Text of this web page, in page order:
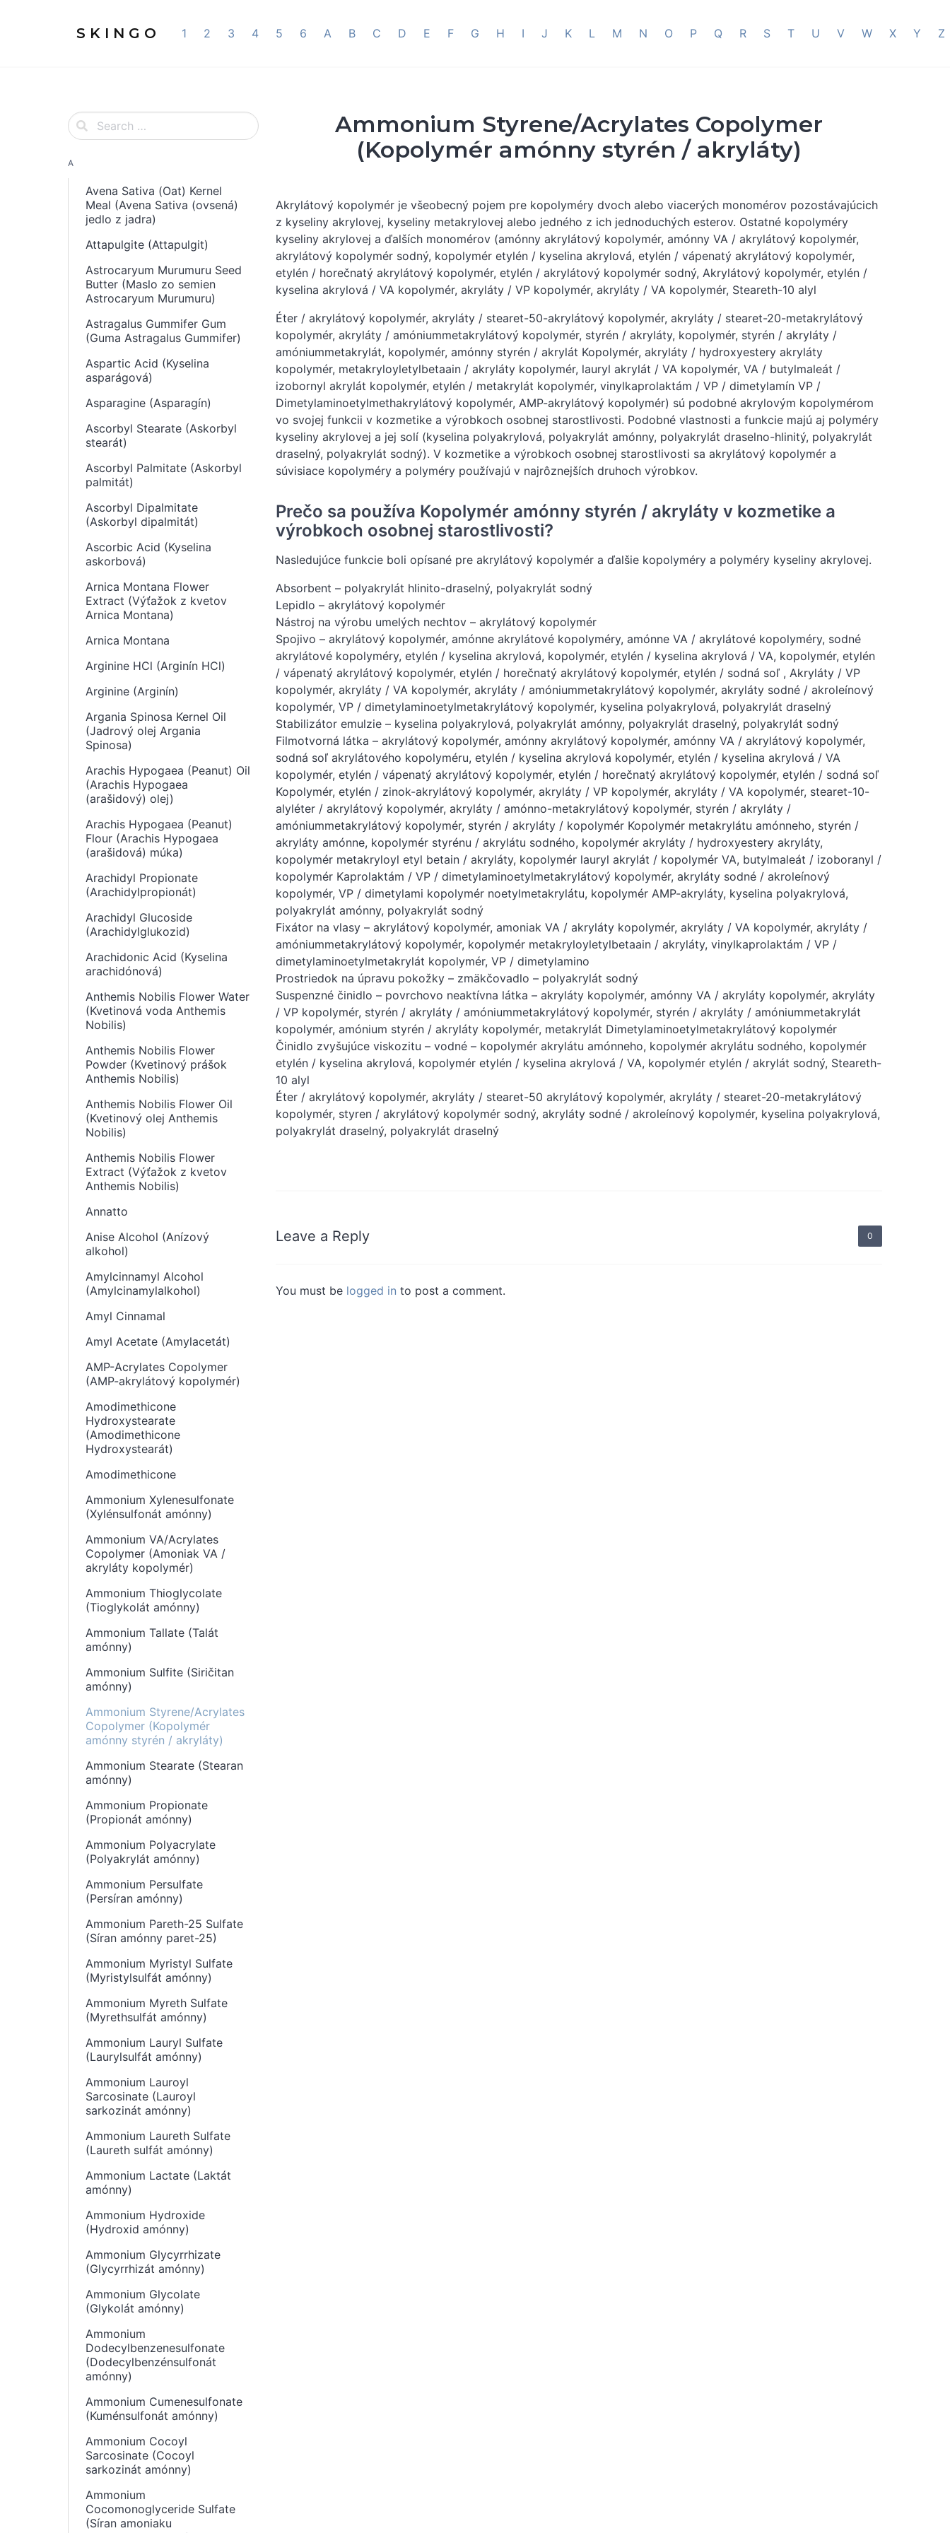
S K I N G O 1 2 3 4 5 6 A B C D E F G H I J K L M N O P Q R S T U V W X Y Z
A
Avena Sativa (Oat) Kernel
Meal (Avena Sativa (ovsená)
jedlo z jadra)
Attapulgite (Attapulgit)
Astrocaryum Murumuru Seed
Butter (Maslo zo semien
Astrocaryum Murumuru)
Astragalus Gummifer Gum
(Guma Astragalus Gummifer)
Aspartic Acid (Kyselina
asparágová)
Asparagine (Asparagín)
Ascorbyl Stearate (Askorbyl
stearát)
Ascorbyl Palmitate (Askorbyl
palmitát)
Ascorbyl Dipalmitate
(Askorbyl dipalmitát)
Ascorbic Acid (Kyselina
askorbová)
Arnica Montana Flower
Extract (Výťažok z kvetov
Arnica Montana)
Arnica Montana
Arginine HCl (Arginín HCl)
Arginine (Arginín)
Argania Spinosa Kernel Oil
(Jadrový olej Argania
Spinosa)
Arachis Hypogaea (Peanut) Oil
(Arachis Hypogaea
(arašidový) olej)
Arachis Hypogaea (Peanut)
Flour (Arachis Hypogaea
(arašidová) múka)
Arachidyl Propionate
(Arachidylpropionát)
Arachidyl Glucoside
(Arachidylglukozid)
Arachidonic Acid (Kyselina
arachidónová)
Anthemis Nobilis Flower Water
(Kvetinová voda Anthemis
Nobilis)
Anthemis Nobilis Flower
Powder (Kvetinový prášok
Anthemis Nobilis)
Anthemis Nobilis Flower Oil
(Kvetinový olej Anthemis
Nobilis)
Anthemis Nobilis Flower
Extract (Výťažok z kvetov
Anthemis Nobilis)
Annatto
Anise Alcohol (Anízový
alkohol)
Amylcinnamyl Alcohol
(Amylcinamylalkohol)
Amyl Cinnamal
Amyl Acetate (Amylacetát)
AMP-Acrylates Copolymer
(AMP-akrylátový kopolymér)
Amodimethicone
Hydroxystearate
(Amodimethicone
Hydroxystearát)
Amodimethicone
Ammonium Xylenesulfonate
(Xylénsulfonát amónny)
Ammonium VA/Acrylates
Copolymer (Amoniak VA /
akryláty kopolymér)
Ammonium Thioglycolate
(Tioglykolát amónny)
Ammonium Tallate (Talát
amónny)
Ammonium Sulfite (Siričitan
amónny)
Ammonium Styrene/Acrylates
Copolymer (Kopolymér
amónny styrén / akryláty)
Ammonium Stearate (Stearan
amónny)
Ammonium Propionate
(Propionát amónny)
Ammonium Polyacrylate
(Polyakrylát amónny)
Ammonium Persulfate
(Persíran amónny)
Ammonium Pareth-25 Sulfate
(Síran amónny paret-25)
Ammonium Myristyl Sulfate
(Myristylsulfát amónny)
Ammonium Myreth Sulfate
(Myrethsulfát amónny)
Ammonium Lauryl Sulfate
(Laurylsulfát amónny)
Ammonium Lauroyl
Sarcosinate (Lauroyl
sarkozinát amónny)
Ammonium Laureth Sulfate
(Laureth sulfát amónny)
Ammonium Lactate (Laktát
amónny)
Ammonium Hydroxide
(Hydroxid amónny)
Ammonium Glycyrrhizate
(Glycyrrhizát amónny)
Ammonium Glycolate
(Glykolát amónny)
Ammonium
Dodecylbenzenesulfonate
(Dodecylbenzénsulfonát
amónny)
Ammonium Cumenesulfonate
(Kuménsulfonát amónny)
Ammonium Cocoyl
Sarcosinate (Cocoyl
sarkozinát amónny)
Ammonium
Cocomonoglyceride Sulfate
(Síran amoniaku
Ammonium Styrene/Acrylates Copolymer
(Kopolymér amónny styrén / akryláty)
Akrylátový kopolymér je všeobecný pojem pre kopolyméry dvoch alebo viacerých monomérov pozostávajúcich
z kyseliny akrylovej, kyseliny metakrylovej alebo jedného z ich jednoduchých esterov. Ostatné kopolyméry
kyseliny akrylovej a ďalších monomérov (amónny akrylátový kopolymér, amónny VA / akrylátový kopolymér,
akrylátový kopolymér sodný, kopolymér etylén / kyselina akrylová, etylén / vápenatý akrylátový kopolymér,
etylén / horečnatý akrylátový kopolymér, etylén / akrylátový kopolymér sodný, Akrylátový kopolymér, etylén /
kyselina akrylová / VA kopolymér, akryláty / VP kopolymér, akryláty / VA kopolymér, Steareth-10 alyl
Éter / akrylátový kopolymér, akryláty / stearet-50-akrylátový kopolymér, akryláty / stearet-20-metakrylátový
kopolymér, akryláty / amóniummetakrylátový kopolymér, styrén / akryláty, kopolymér, styrén / akryláty /
amóniummetakrylát, kopolymér, amónny styrén / akrylát Kopolymér, akryláty / hydroxyestery akryláty
kopolymér, metakryloyletylbetaain / akryláty kopolymér, lauryl akrylát / VA kopolymér, VA / butylmaleát /
izobornyl akrylát kopolymér, etylén / metakrylát kopolymér, vinylkaprolaktám / VP / dimetylamín VP /
Dimetylaminoetylmethakrylátový kopolymér, AMP-akrylátový kopolymér) sú podobné akrylovým kopolymérom
vo svojej funkcii v kozmetike a výrobkoch osobnej starostlivosti. Podobné vlastnosti a funkcie majú aj polyméry
kyseliny akrylovej a jej solí (kyselina polyakrylová, polyakrylát amónny, polyakrylát draselno-hlinitý, polyakrylát
draselný, polyakrylát sodný). V kozmetike a výrobkoch osobnej starostlivosti sa akrylátový kopolymér a
súvisiace kopolyméry a polyméry používajú v najrôznejších druhoch výrobkov.
Prečo sa používa Kopolymér amónny styrén / akryláty v kozmetike a
výrobkoch osobnej starostlivosti?
Nasledujúce funkcie boli opísané pre akrylátový kopolymér a ďalšie kopolyméry a polyméry kyseliny akrylovej.
Absorbent – polyakrylát hlinito-draselný, polyakrylát sodný
Lepidlo – akrylátový kopolymér
Nástroj na výrobu umelých nechtov – akrylátový kopolymér
Spojivo – akrylátový kopolymér, amónne akrylátové kopolyméry, amónne VA / akrylátové kopolyméry, sodné
akrylátové kopolyméry, etylén / kyselina akrylová, kopolymér, etylén / kyselina akrylová / VA, kopolymér, etylén
/ vápenatý akrylátový kopolymér, etylén / horečnatý akrylátový kopolymér, etylén / sodná soľ , Akryláty / VP
kopolymér, akryláty / VA kopolymér, akryláty / amóniummetakrylátový kopolymér, akryláty sodné / akroleínový
kopolymér, VP / dimetylaminoetylmetakrylátový kopolymér, kyselina polyakrylová, polyakrylát draselný
Stabilizátor emulzie – kyselina polyakrylová, polyakrylát amónny, polyakrylát draselný, polyakrylát sodný
Filmotvorná látka – akrylátový kopolymér, amónny akrylátový kopolymér, amónny VA / akrylátový kopolymér,
sodná soľ akrylátového kopolyméru, etylén / kyselina akrylová kopolymér, etylén / kyselina akrylová / VA
kopolymér, etylén / vápenatý akrylátový kopolymér, etylén / horečnatý akrylátový kopolymér, etylén / sodná soľ
Kopolymér, etylén / zinok-akrylátový kopolymér, akryláty / VP kopolymér, akryláty / VA kopolymér, stearet-10-
alyléter / akrylátový kopolymér, akryláty / amónno-metakrylátový kopolymér, styrén / akryláty /
amóniummetakrylátový kopolymér, styrén / akryláty / kopolymér Kopolymér metakrylátu amónneho, styrén /
akryláty amónne, kopolymér styrénu / akrylátu sodného, ​​kopolymér akryláty / hydroxyestery akryláty,
kopolymér metakryloyl etyl betain / akryláty, kopolymér lauryl akrylát / kopolymér VA, butylmaleát / izoboranyl /
kopolymér Kaprolaktám / VP / dimetylaminoetylmetakrylátový kopolymér, akryláty sodné / akroleínový
kopolymér, VP / dimetylami kopolymér noetylmetakrylátu, kopolymér AMP-akryláty, kyselina polyakrylová,
polyakrylát amónny, polyakrylát sodný
Fixátor na vlasy – akrylátový kopolymér, amoniak VA / akryláty kopolymér, akryláty / VA kopolymér, akryláty /
amóniummetakrylátový kopolymér, kopolymér metakryloyletylbetaain / akryláty, vinylkaprolaktám / VP /
dimetylaminoetylmetakrylát kopolymér, VP / dimetylamino
Prostriedok na úpravu pokožky – zmäkčovadlo – polyakrylát sodný
Suspenzné činidlo – povrchovo neaktívna látka – akryláty kopolymér, amónny VA / akryláty kopolymér, akryláty
/ VP kopolymér, styrén / akryláty / amóniummetakrylátový kopolymér, styrén / akryláty / amóniummetakrylát
kopolymér, amónium styrén / akryláty kopolymér, metakrylát Dimetylaminoetylmetakrylátový kopolymér
Činidlo zvyšujúce viskozitu – vodné – kopolymér akrylátu amónneho, kopolymér akrylátu sodného, ​​kopolymér
etylén / kyselina akrylová, kopolymér etylén / kyselina akrylová / VA, kopolymér etylén / akrylát sodný, Steareth-
10 alyl
Éter / akrylátový kopolymér, akryláty / stearet-50 akrylátový kopolymér, akryláty / stearet-20-metakrylátový
kopolymér, styren / akrylátový kopolymér sodný, akryláty sodné / akroleínový kopolymér, kyselina polyakrylová,
polyakrylát draselný, polyakrylát draselný
Leave a Reply 0
You must be logged in to post a comment.